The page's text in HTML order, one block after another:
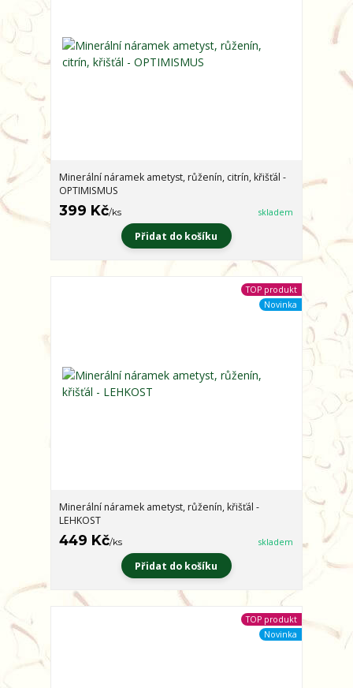
Minerální náramek ametyst, růženín, citrín, křišťál -
OPTIMISMUS
399 Kč/ks skladem
Přidat do košíku
TOP produkt
Novinka
Minerální náramek ametyst, růženín, křišťál -
LEHKOST
449 Kč/ks skladem
Přidat do košíku
TOP produkt
Novinka